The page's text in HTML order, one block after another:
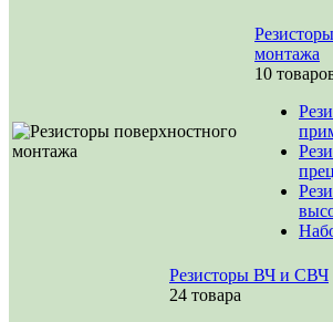
монтажа
10
Резисторы ВЧ и СВЧ
24 товара